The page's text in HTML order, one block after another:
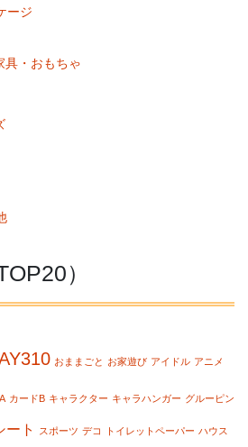
ージ
具・おもちゃ
）
おままごと お家遊び アイドル アニメ
カードB キャラクター キャラハンガー グルーピン
ート スポーツ デコ トイレットペーパー ハウス